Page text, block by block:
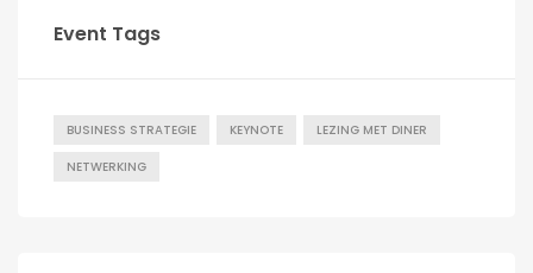
Event Tags
BUSINESS STRATEGIE KEYNOTE LEZING MET DINER
NETWERKING